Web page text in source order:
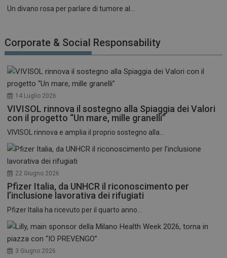
Un divano rosa per parlare di tumore al...
Corporate & Social Responsability
14 Luglio 2026
VIVISOL rinnova il sostegno alla Spiaggia dei Valori
con il progetto “Un mare, mille granelli”
VIVISOL rinnova e amplia il proprio sostegno alla...
22 Giugno 2026
Pfizer Italia, da UNHCR il riconoscimento per
l’inclusione lavorativa dei rifugiati
Pfizer Italia ha ricevuto per il quarto anno...
3 Giugno 2026
sito web abilitandone funzionalità di base quali la
NOME
FORNITORE / DOMINIO
.dailyhealthindustry.it
mese